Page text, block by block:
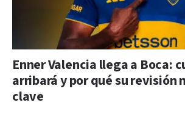
Enner Valencia llega a Boca:
arribará y por qué su revisión
clave